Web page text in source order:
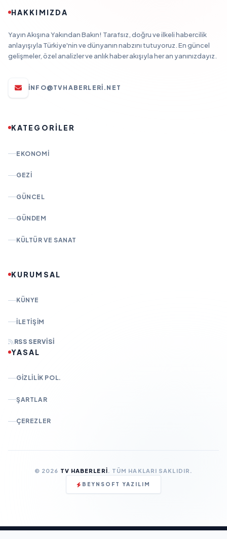
HAKKIMIZDA
Yayın Akışına Yakından Bakın! Tarafsız, doğru ve ilkeli habercilik
anlayışıyla Türkiye'nin ve dünyanın nabzını tutuyoruz. En güncel
gelişmeler, özel analizler ve anlık haber akışıyla her an yanınızdayız.
INFO@TVHABERLERI.NET
KATEGORİLER
EKONOMI
GEZI
GÜNCEL
GÜNDEM
KÜLTÜR VE SANAT
KURUMSAL
KÜNYE
İLETIŞIM
RSS SERVISI
YASAL
GIZLILIK POL.
ŞARTLAR
ÇEREZLER
© 2026 TV HABERLERI. TÜM HAKLARI SAKLIDIR.
BEYNSOFT YAZILIM